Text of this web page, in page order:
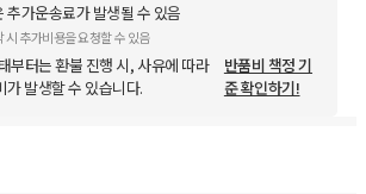
추가운송료가 발생될 수 있음
시 추가비용을 요청할 수 있음
부터는 환불 진행 시, 사유에 따라
발생할 수 있습니다.
반품비 책정 기
준 확인하기!